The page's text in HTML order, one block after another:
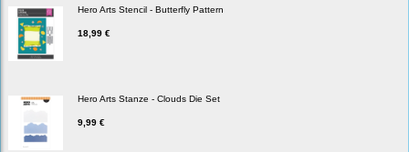
Hero Arts Stencil - Butterfly Pattern
18,99 €
Hero Arts Stanze - Clouds Die Set
9,99 €